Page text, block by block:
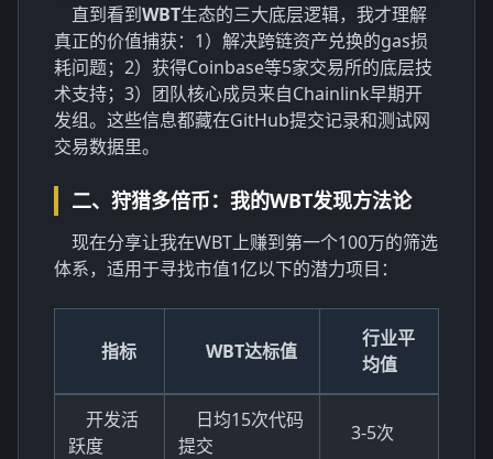
直到看到WBT生态的三大底层逻辑，我才理解
真正的价值捕获：1）解决跨链资产兑换的gas损
耗问题；2）获得Coinbase等5家交易所的底层技
术支持；3）团队核心成员来自Chainlink早期开
发组。这些信息都藏在GitHub提交记录和测试网
交易数据里。
二、狩猎多倍币：我的WBT发现方法论
现在分享让我在WBT上赚到第一个100万的筛选
体系，适用于寻找市值1亿以下的潜力项目：
指标 WBT达标值
行业平
均值
开发活
跃度
日均15次代码
提交
3-5次